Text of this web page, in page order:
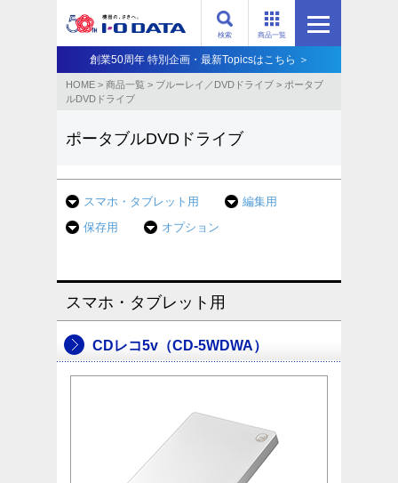
商品一覧
検索
創業50周年 特別企画・最新Topicsはこちら ＞
HOME > 商品一覧 > ブルーレイ／DVDドライブ > ポータブ
ルDVDドライブ
ポータブルDVDドライブ
スマホ・タブレット用
編集用
保存用
オプション
スマホ・タブレット用
CDレコ5v（CD-5WDWA）